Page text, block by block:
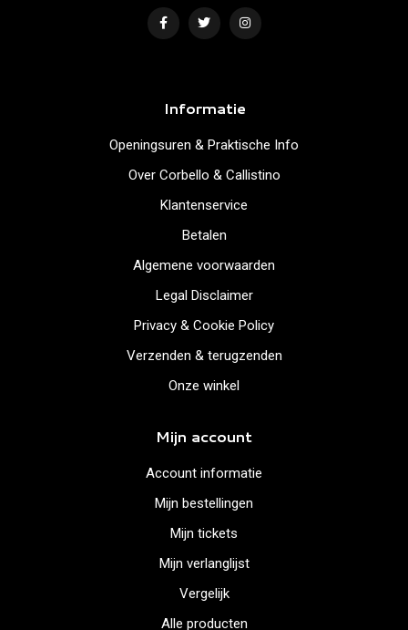
Informatie
Openingsuren & Praktische Info
Over Corbello & Callistino
Klantenservice
Betalen
Algemene voorwaarden
Legal Disclaimer
Privacy & Cookie Policy
Verzenden & terugzenden
Onze winkel
Mijn account
Account informatie
Mijn bestellingen
Mijn tickets
Mijn verlanglijst
Vergelijk
Alle producten